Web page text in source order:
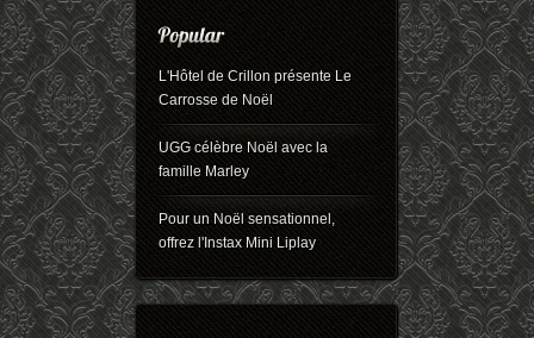
L'Hôtel de Crillon présente Le
Carrosse de Noël
UGG célèbre Noël avec la
famille Marley
Pour un Noël sensationnel,
offrez l'Instax Mini Liplay